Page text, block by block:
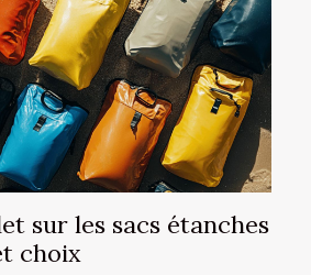
sur les sacs étanches
choix